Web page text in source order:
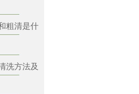
粗清是什
洗方法及